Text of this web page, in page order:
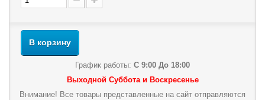
В корзину
График работы: С 9:00 До 18:00
Выходной Суббота и Воскресенье
Внимание! Все товары представленные на сайт отправляются